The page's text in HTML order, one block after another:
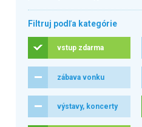
Filtruj podľa kategórie
vstup zdarma
zábava vonku
výstavy, koncerty